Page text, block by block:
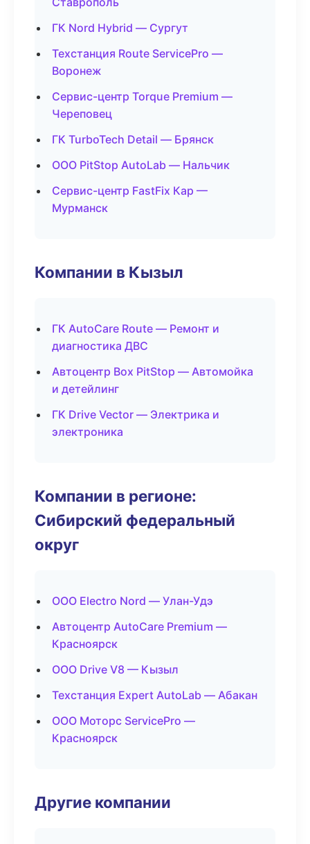
ГК Nord Hybrid — Сургут
Техстанция Route ServicePro —
Воронеж
Сервис-центр Torque Premium —
Череповец
ГК TurboTech Detail — Брянск
ООО PitStop AutoLab — Нальчик
Сервис-центр FastFix Кар —
Мурманск
Компании в Кызыл
ГК AutoCare Route — Ремонт и
диагностика ДВС
Автоцентр Box PitStop — Автомойка
и детейлинг
ГК Drive Vector — Электрика и
электроника
Компании в регионе:
Сибирский федеральный
округ
ООО Electro Nord — Улан-Удэ
Автоцентр AutoCare Premium —
Красноярск
ООО Drive V8 — Кызыл
Техстанция Expert AutoLab — Абакан
ООО Моторс ServicePro —
Красноярск
Другие компании